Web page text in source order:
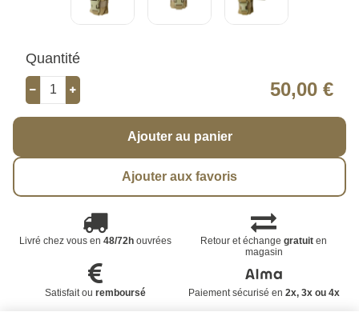
Quantité
50,00 €
Ajouter au panier
Ajouter aux favoris
Livré chez vous en 48/72houvrées Retour et échangegratuit en
magasin
Satisfait ou remboursé Paiement sécurisé en 2x, 3x ou 4x